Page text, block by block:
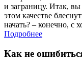
и заграницу. Итак,
этом качестве
начать? – конечно, с
Подробнее
Как не